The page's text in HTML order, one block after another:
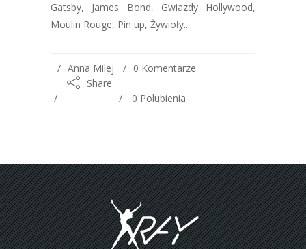
Gatsby, James Bond, Gwiazdy Hollywood,
Moulin Rouge, Pin up, Żywioły....
Anna Milej
0 Komentarze
Share
0 Polubienia